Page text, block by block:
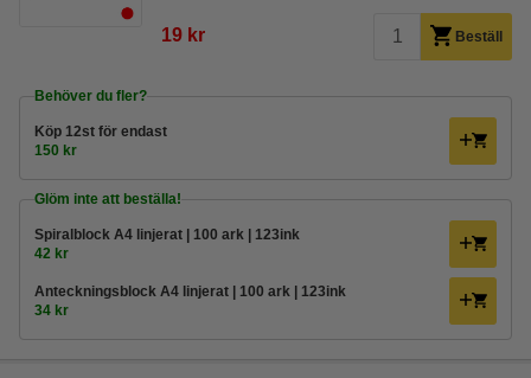
19 kr Beställ
Behöver du fler?
Köp 12st för endast
150 kr
Glöm inte att beställa!
Spiralblock A4 linjerat | 100 ark | 123ink
42 kr
Anteckningsblock A4 linjerat | 100 ark | 123ink
34 kr